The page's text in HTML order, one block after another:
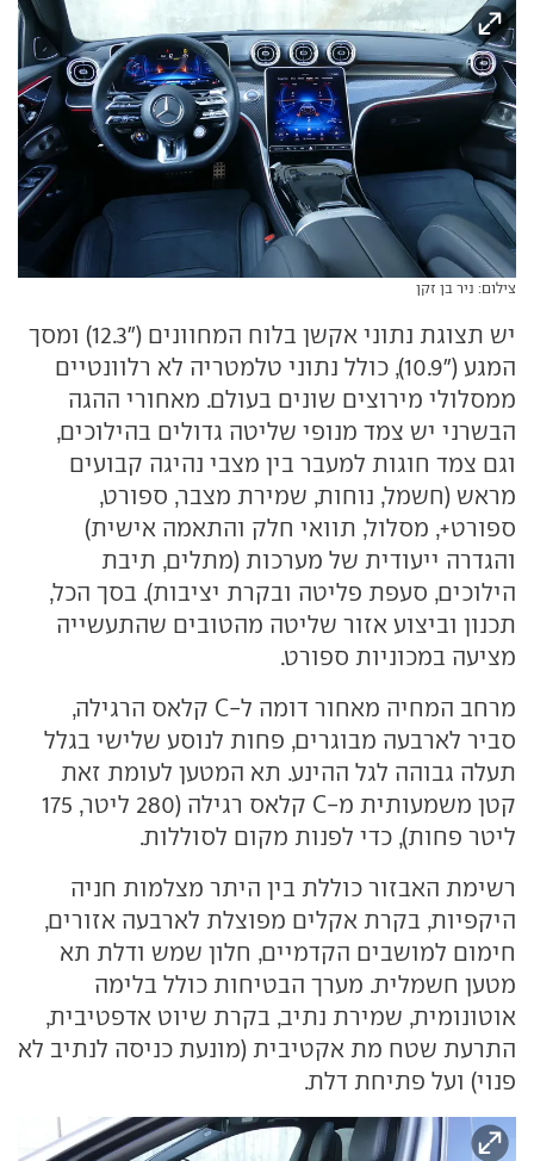
צילום: ניר בן זקן
יש תצוגת נתוני אקשן בלוח המחוונים ("12.3) ומסך
המגע ("10.9), כולל נתוני טלמטריה לא רלוונטיים
ממסלולי מירוצים שונים בעולם. מאחורי ההגה
הבשרני יש צמד מנופי שליטה גדולים בהילוכים,
וגם צמד חוגות למעבר בין מצבי נהיגה קבועים
מראש (חשמל, נוחות, שמירת מצבר, ספורט,
ספורט+, מסלול, תוואי חלק והתאמה אישית)
והגדרה ייעודית של מערכות (מתלים, תיבת
הילוכים, סעפת פליטה ובקרת יציבות). בסך הכל,
תכנון וביצוע אזור שליטה מהטובים שהתעשייה
מציעה במכוניות ספורט.
מרחב המחיה מאחור דומה ל-C קלאס הרגילה,
סביר לארבעה מבוגרים, פחות לנוסע שלישי בגלל
תעלה גבוהה לגל ההינע. תא המטען לעומת זאת
קטן משמעותית מ-C קלאס רגילה (280 ליטר, 175
ליטר פחות), כדי לפנות מקום לסוללות.
רשימת האבזור כוללת בין היתר מצלמות חניה
היקפיות, בקרת אקלים מפוצלת לארבעה אזורים,
חימום למושבים הקדמיים, חלון שמש ודלת תא
מטען חשמלית. מערך הבטיחות כולל בלימה
אוטונומית, שמירת נתיב, בקרת שיוט אדפטיבית,
התרעת שטח מת אקטיבית (מונעת כניסה לנתיב לא
פנוי) ועל פתיחת דלת.